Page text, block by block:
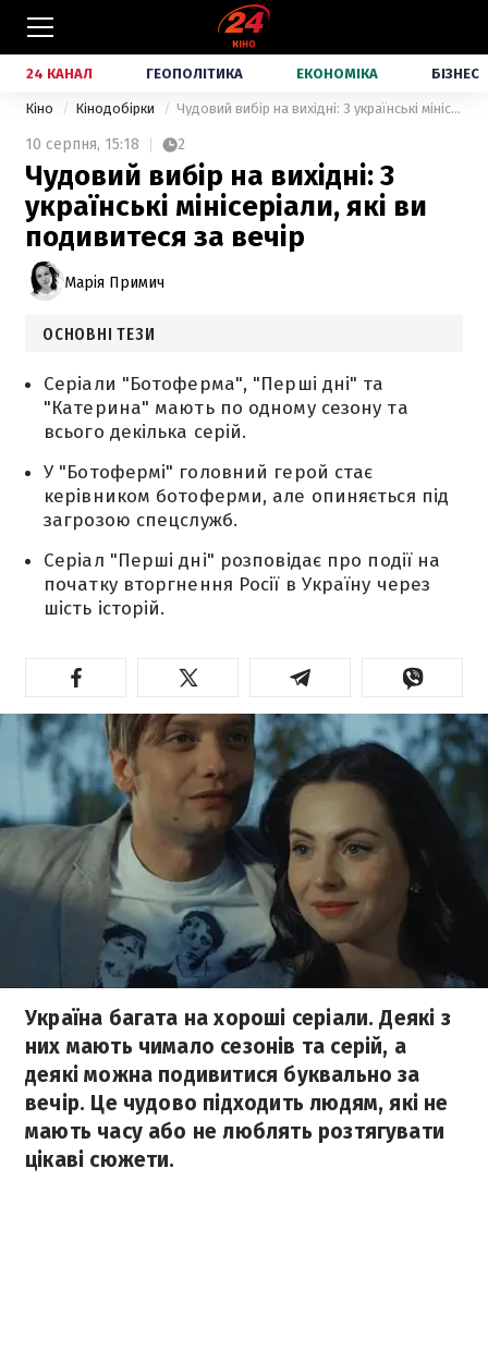
24 КАНАЛ ГЕОПОЛІТИКА ЕКОНОМІКА БІЗНЕС
Кіно Кінодобірки Чудовий вибір на вихідні: 3 українські мінісеріали, які ви подивитеся за вечір
10 серпня, 15:18 2
Чудовий вибір на вихідні: 3
українські мінісеріали, які ви
подивитеся за вечір
Марія Примич
ОСНОВНІ ТЕЗИ
Серіали "Ботоферма", "Перші дні" та
"Катерина" мають по одному сезону та
всього декілька серій.
У "Ботофермі" головний герой стає
керівником ботоферми, але опиняється під
загрозою спецслужб.
Серіал "Перші дні" розповідає про події на
початку вторгнення Росії в Україну через
шість історій.
Україна багата на хороші серіали. Деякі з
них мають чимало сезонів та серій, а
деякі можна подивитися буквально за
вечір. Це чудово підходить людям, які не
мають часу або не люблять розтягувати
цікаві сюжети.